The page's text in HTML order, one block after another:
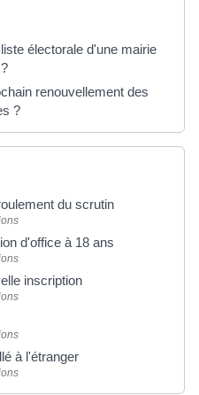
électorale d'une mairie
renouvellement des
?
du scrutin
d'office à 18 ans
inscription
à l'étranger